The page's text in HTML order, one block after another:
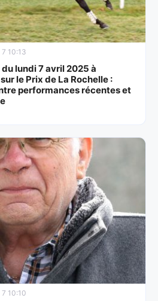
7 10:13
lundi 7 avril 2025 à
le Prix de La Rochelle :
performances récentes et
7 10:10